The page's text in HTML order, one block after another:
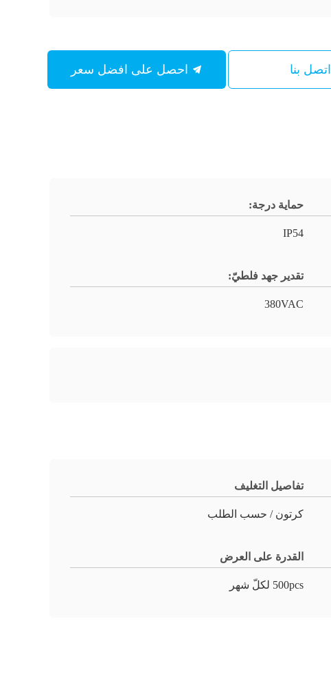
اتصل بنا
حماية درجة:
IP54
تقدير جهد فلطيّ:
380VAC
تفاصيل التغليف
كرتون / حسب الطلب
القدرة على العرض
500pcs لكلّ شهر